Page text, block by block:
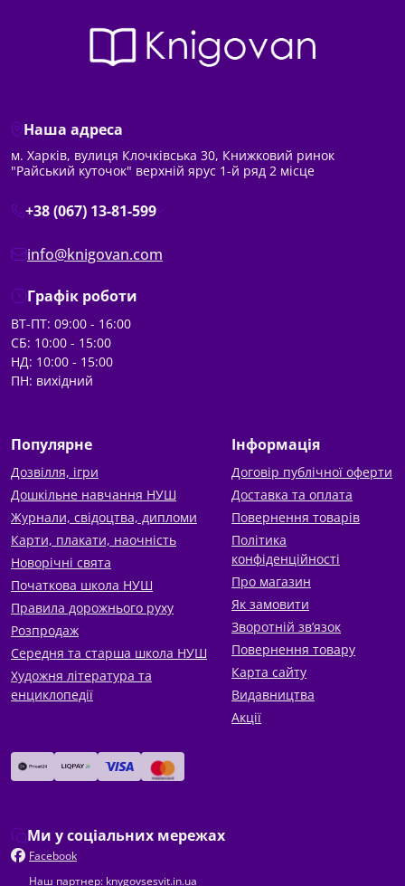
Наша адреса
м. Харків, вулиця Клочківська 30, Книжковий ринок
"Райський куточок" верхній ярус 1-й ряд 2 місце
+38 (067) 13-81-599
info@knigovan.com
Графік роботи
ВТ-ПТ: 09:00 - 16:00
СБ: 10:00 - 15:00
НД: 10:00 - 15:00
ПН: вихідний
Популярне
Дозвілля, ігри
Дошкільне навчання НУШ
Журнали, свідоцтва, дипломи
Карти, плакати, наочність
Новорічні свята
Початкова школа НУШ
Правила дорожнього руху
Розпродаж
Середня та старша школа НУШ
Художня література та
енциклопедії
Інформація
Договір публічної оферти
Доставка та оплата
Повернення товарів
Політика
конфіденційності
Про магазин
Як замовити
Зворотній зв’язок
Повернення товару
Карта сайту
Видавництва
Акції
Ми у соціальних мережах
Facebook
Наш партнер: knygovsesvit.in.ua